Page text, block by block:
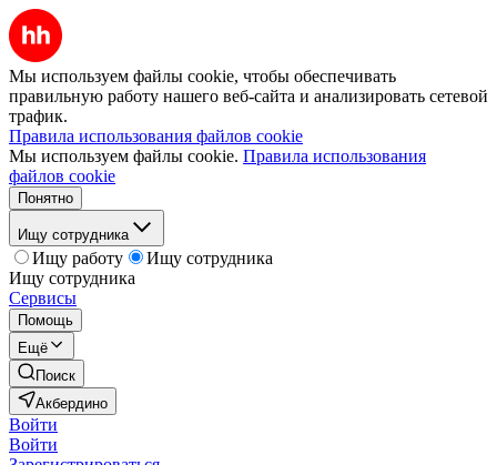
Мы используем файлы cookie, чтобы обеспечивать
правильную работу нашего веб-сайта и анализировать сетевой
трафик.
Правила использования файлов cookie
Мы используем файлы cookie. Правила использования
файлов cookie
Понятно
Ищу сотрудника
Ищу работу
Ищу сотрудника
Ищу сотрудника
Сервисы
Помощь
Ещё
Поиск
Акбердино
Войти
Войти